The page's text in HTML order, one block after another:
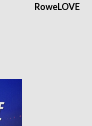
RoweLOVE